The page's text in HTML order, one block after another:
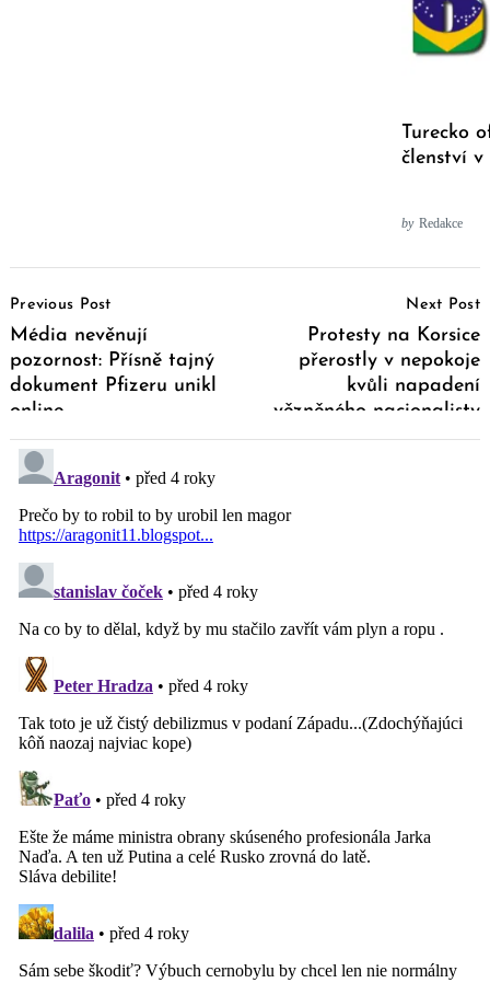
Turecko
členství v
by Redakce
Navigation
Previous Post
Média nevěnují
pozornost: Přísně tajný
dokument Pfizeru unikl
online
Next Post
Protesty na Korsice
přerostly v nepokoje
kvůli napadení
vězněného nacionalisty